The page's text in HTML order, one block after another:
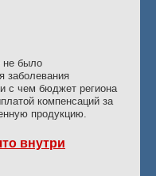
не было
заболевания
с чем бюджет региона
компенсаций за
продукцию.
внутри